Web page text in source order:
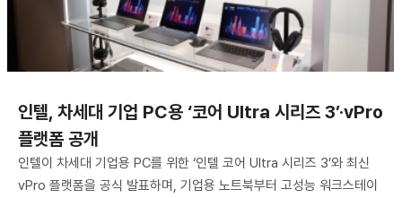
인텔, 차세대 기업 PC용 ‘코어 Ultra 시리즈 3’·vPro
플랫폼 공개
인텔이 차세대 기업용 PC를 위한 ‘인텔 코어 Ultra 시리즈 3’와 최신
vPro 플랫폼을 공식 발표하며, 기업용 노트북부터 고성능 워크스테이